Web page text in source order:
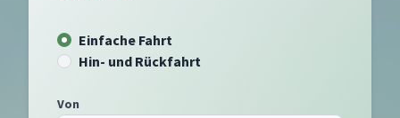
Einfache Fahrt
Hin- und Rückfahrt
Von